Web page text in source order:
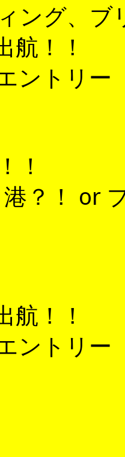
ング、ブ
航！！
ントリー
！
？！ or
航！！
ントリー